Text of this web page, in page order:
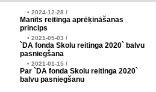
• 2024-12-28 /
Manīts reitinga aprēķināšanas
princips
• 2021-05-03 /
`DA fonda Skolu reitinga 2020` balvu
pasniegšana
• 2021-01-15 /
Par `DA fonda Skolu reitinga 2020`
balvu pasniegšanu